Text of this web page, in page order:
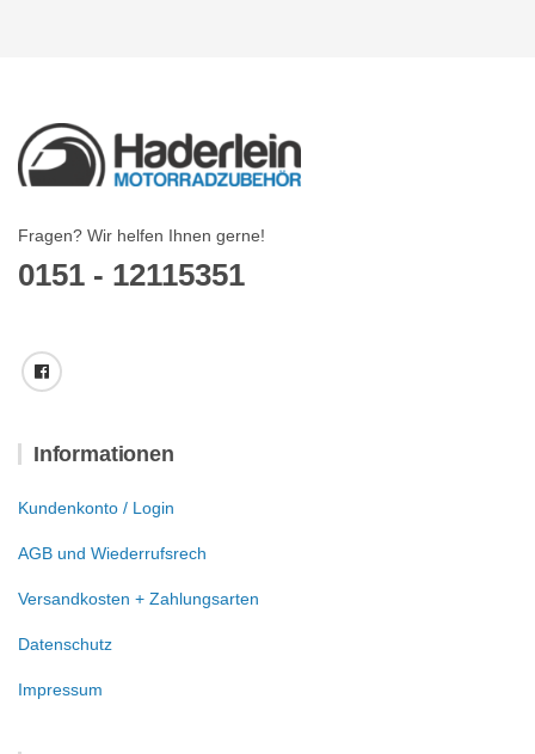
Fragen? Wir helfen Ihnen gerne!
0151 - 12115351
Informationen
Kundenkonto / Login
AGB und Wiederrufsrech
Versandkosten + Zahlungsarten
Datenschutz
Impressum